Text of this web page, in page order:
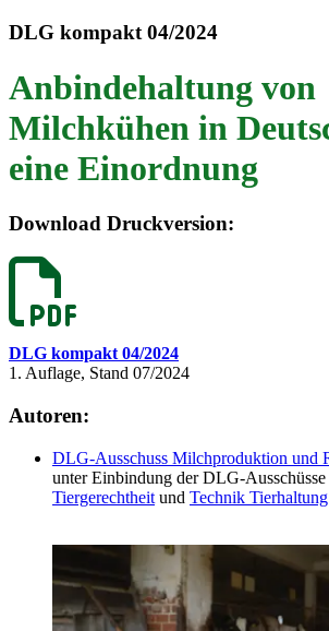
DLG kompakt 04/2024
Anbindehaltung von
Milchkühen in
eine Einordnung
Download Druckversion:
DLG kompakt 04/2024
1. Auflage, Stand 07/2024
Autoren:
DLG-Ausschuss Milchproduktion und
unter Einbindung der DLG-
Tiergerechtheit und Technik Tierhaltung